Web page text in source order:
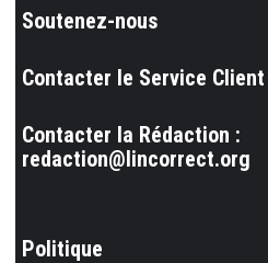
Soutenez-nous
Contacter le Service Client
Contacter la Rédaction :
redaction@lincorrect.org
Politique